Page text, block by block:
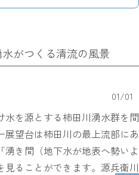
水がつくる清流の風景
01/01
を源とする柿田川湧水群を間
望台は柿田川の最上流部にあ
き間（地下水が地表へ勢いよ
見ることができます。源兵衛川